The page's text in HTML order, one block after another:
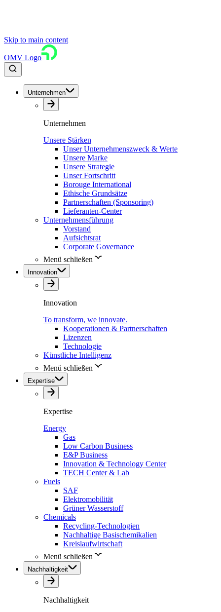
Skip to main content
OMV Logo
Unternehmen
Unternehmen
Unsere Stärken
Unser Unternehmenszweck & Werte
Unsere Marke
Unsere Strategie
Unser Fortschritt
Borouge International
Ethische Grundsätze
Partnerschaften (Sponsoring)
Lieferanten-Center
Unternehmensführung
Vorstand
Aufsichtsrat
Corporate Governance
Menü schließen
Innovation
Innovation
To transform, we innovate.
Kooperationen & Partnerschaften
Lizenzen
Technologie
Künstliche Intelligenz
Menü schließen
Expertise
Expertise
Energy
Gas
Low Carbon Business
E&P Business
Innovation & Technology Center
TECH Center & Lab
Fuels
SAF
Elektromobilität
Grüner Wasserstoff
Chemicals
Recycling-Technologien
Nachhaltige Basischemikalien
Kreislaufwirtschaft
Menü schließen
Nachhaltigkeit
Nachhaltigkeit